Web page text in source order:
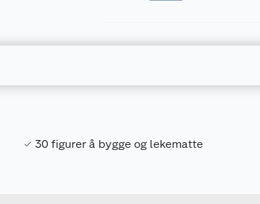
30 figurer å bygge og lekematte